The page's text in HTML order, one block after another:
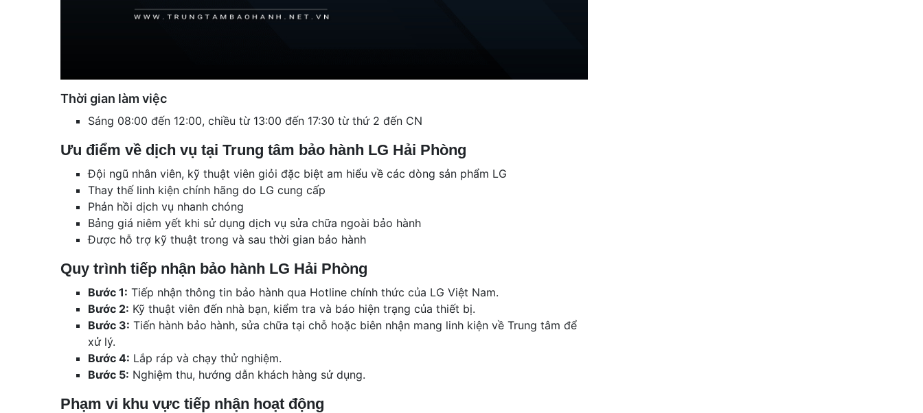
Thời gian làm việc
Sáng 08:00 đến 12:00, chiều từ 13:00 đến 17:30 từ thứ 2 đến CN
Ưu điểm về dịch vụ tại Trung tâm bảo hành LG Hải Phòng
Đội ngũ nhân viên, kỹ thuật viên giỏi đặc biệt am hiểu về các dòng sản phẩm LG
Thay thế linh kiện chính hãng do LG cung cấp
Phản hồi dịch vụ nhanh chóng
Bảng giá niêm yết khi sử dụng dịch vụ sửa chữa ngoài bảo hành
Được hỗ trợ kỹ thuật trong và sau thời gian bảo hành
Quy trình tiếp nhận bảo hành LG Hải Phòng
Bước 1: Tiếp nhận thông tin bảo hành qua Hotline chính thức của LG Việt Nam.
Bước 2: Kỹ thuật viên đến nhà bạn, kiểm tra và báo hiện trạng của thiết bị.
Bước 3: Tiến hành bảo hành, sửa chữa tại chỗ hoặc biên nhận mang linh kiện về Trung tâm để
xử lý.
Bước 4: Lắp ráp và chạy thử nghiệm.
Bước 5: Nghiệm thu, hướng dẫn khách hàng sử dụng.
Phạm vi khu vực tiếp nhận hoạt động